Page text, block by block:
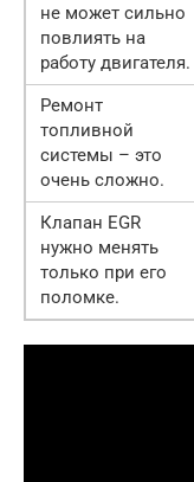
не может сильно
повлиять на
работу двигателя.
Ремонт
топливной
системы – это
очень сложно.
Клапан EGR
нужно менять
только при его
поломке.